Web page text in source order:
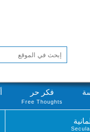
فكر حر
Free Thoughts